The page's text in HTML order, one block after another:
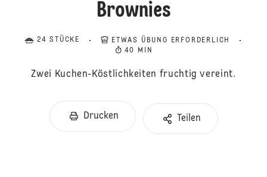
Brownies
24 STÜCKE
ETWAS ÜBUNG ERFORDERLICH
40 MIN
Zwei Kuchen-Köstlichkeiten fruchtig vereint.
Drucken Teilen